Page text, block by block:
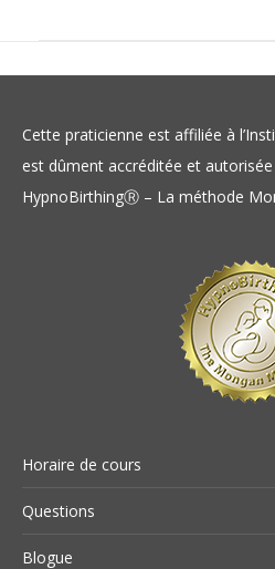
Cette praticienne est affiliée à
est dûment accréditée et
HypnoBirthingⓇ – La méthode
Horaire de cours
Questions
Blogue